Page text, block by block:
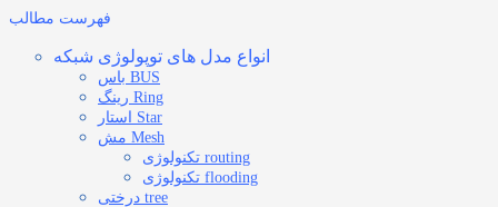
فهرست مطالب
انواع مدل های توپولوژی شبکه
باس BUS
رینگ Ring
استار Star
مش Mesh
تکنولوژی routing
تکنولوژی flooding
درختی tree